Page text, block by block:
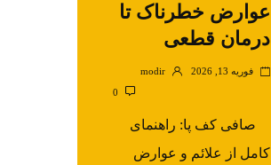
عوارض خطرناک تا
درمان قطعی
فوریه 13, 2026
modir
0
صافی کف پا: راهنمای
کامل از علائم و عوارض